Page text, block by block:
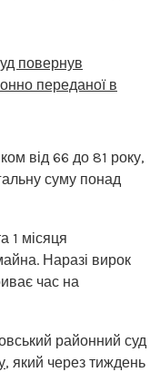
повернув
переданої в
від 66 до 81 року,
суму понад
1 місяця
Наразі вирок
час на
районний суд
, який через тиждень